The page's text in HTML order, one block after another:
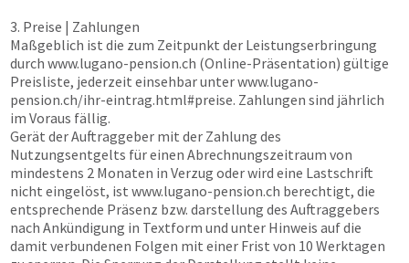
3. Preise | Zahlungen
Maßgeblich ist die zum Zeitpunkt der Leistungserbringung
durch www.lugano-pension.ch (Online-Präsentation) gültige
Preisliste, jederzeit einsehbar unterwww.lugano-
pension.ch/ihr-eintrag.html#preise. Zahlungen sind jährlich
im Voraus fällig.
Gerät der Auftraggeber mit der Zahlung des
Nutzungsentgelts für einen Abrechnungszeitraum von
mindestens 2 Monaten in Verzug oder wird eine Lastschrift
nicht eingelöst, ist www.lugano-pension.ch berechtigt, die
entsprechende Präsenz bzw. darstellung des Auftraggebers
nach Ankündigung in Textform und unter Hinweis auf die
damit verbundenen Folgen mit einer Frist von 10 Werktagen